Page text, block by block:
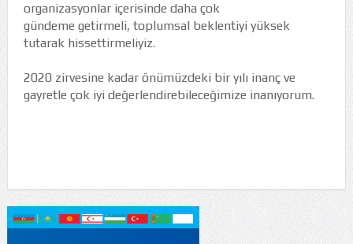
organizasyonlar içerisinde daha çok
gündeme getirmeli, toplumsal beklentiyi yüksek
tutarak hissettirmeliyiz.
2020 zirvesine kadar önümüzdeki bir yılı inanç ve
gayretle çok iyi değerlendirebileceğimize inanıyorum.